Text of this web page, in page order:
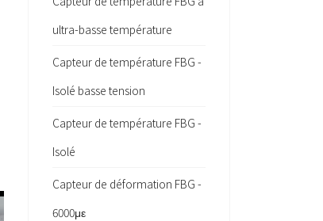
ultra-basse température
Capteur de température FBG -
Isolé basse tension
Capteur de température FBG -
Isolé
Capteur de déformation FBG -
6000με